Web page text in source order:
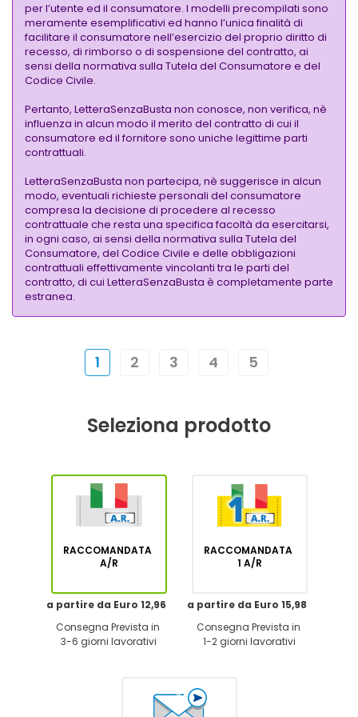
per l’utente ed il consumatore. I modelli precompilati sono
meramente esemplificativi ed hanno l’unica finalità di
facilitare il consumatore nell’esercizio del proprio diritto di
recesso, di rimborso o di sospensione del contratto, ai
sensi della normativa sulla Tutela del Consumatore e del
Codice Civile.
Pertanto, LetteraSenzaBusta non conosce, non verifica, nè
influenza in alcun modo il merito del contratto di cui il
consumatore ed il fornitore sono uniche legittime parti
contrattuali.
LetteraSenzaBusta non partecipa, nè suggerisce in alcun
modo, eventuali richieste personali del consumatore
compresa la decisione di procedere al recesso
contrattuale che resta una specifica facoltà da esercitarsi,
in ogni caso, ai sensi della normativa sulla Tutela del
Consumatore, del Codice Civile e delle obbligazioni
contrattuali effettivamente vincolanti tra le parti del
contratto, di cui LetteraSenzaBusta è completamente parte
estranea.
1 2 3 4 5
Seleziona prodotto
RACCOMANDATA
A/R
a partire da Euro 12,96
Consegna Prevista in
3-6 giorni lavorativi
RACCOMANDATA
1 A/R
a partire da Euro 15,98
Consegna Prevista in
1-2 giorni lavorativi